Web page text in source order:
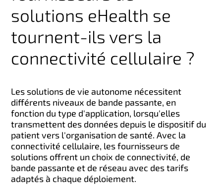
solutions eHealth se
tournent-ils vers la
connectivité cellulaire ?
Les solutions de vie autonome nécessitent
différents niveaux de bande passante, en
fonction du type d'application, lorsqu'elles
transmettent des données depuis le dispositif du
patient vers l'organisation de santé. Avec la
connectivité cellulaire, les fournisseurs de
solutions offrent un choix de connectivité, de
bande passante et de réseau avec des tarifs
adaptés à chaque déploiement.